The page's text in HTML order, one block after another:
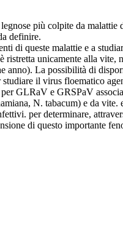
più colpite da
definire.
di queste malattie e a
unicamente alla vite,
La possibilità di
il virus floematico
GLRaV e GRSPaV
N. tabacum) e da
per determinare,
di questo importante